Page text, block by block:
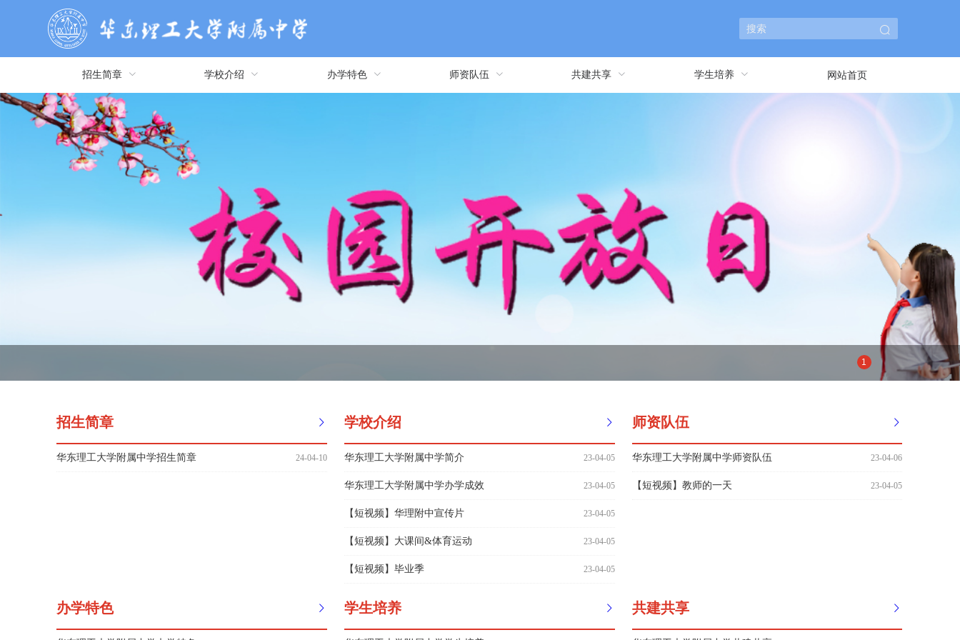
招生简章 学校介绍 办学特色 师资队伍 共建共享 学生培养 网站首页
1
招生简章
华东理工大学附属中学招生简章 24-04-10
学校介绍
华东理工大学附属中学简介 23-04-05
华东理工大学附属中学办学成效 23-04-05
【短视频】华理附中宣传片 23-04-05
【短视频】大课间&体育运动 23-04-05
【短视频】毕业季 23-04-05
师资队伍
华东理工大学附属中学师资队伍 23-04-06
【短视频】教师的一天 23-04-05
办学特色 学生培养 共建共享